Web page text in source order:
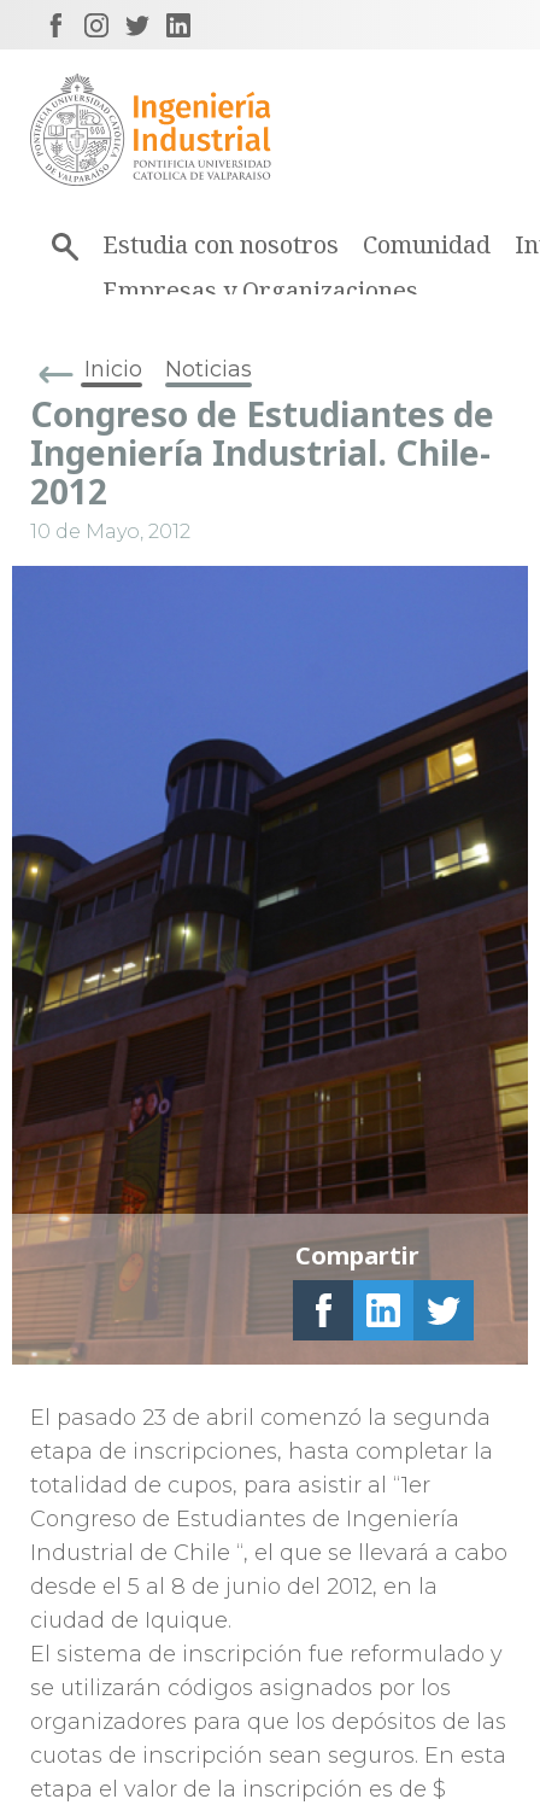
Estudia con nosotros Comunidad
Empresas y Organizaciones
Inicio Noticias
Congreso de Estudiantes de
Ingeniería Industrial. Chile-
2012
10 de Mayo, 2012
El pasado 23 de abril comenzó la segunda
etapa de inscripciones, hasta completar la
totalidad de cupos, para asistir al “1er
Congreso de Estudiantes de Ingeniería
Industrial de Chile “, el que se llevará a cabo
desde el 5 al 8 de junio del 2012, en la
ciudad de Iquique.
El sistema de inscripción fue reformulado y
se utilizarán códigos asignados por los
organizadores para que los depósitos de las
cuotas de inscripción sean seguros. En esta
etapa el valor de la inscripción es de $
Compartir